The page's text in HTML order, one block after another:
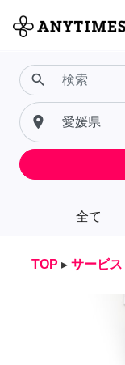
全て
search
place
TOP ▸ サービス